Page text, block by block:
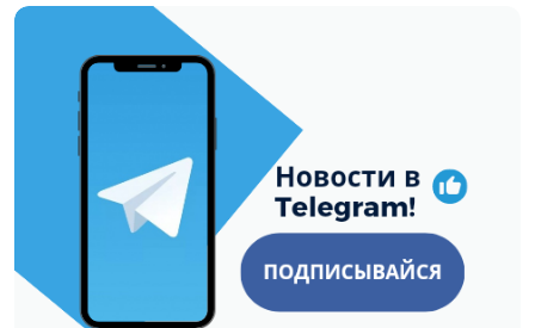
https://t.me/minskctvby